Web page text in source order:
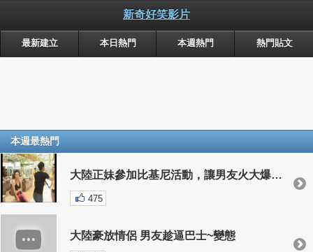
新奇好笑影片
最新建立 本日熱門 本週熱門 熱門貼文
本週最熱門
大陸正妹參加比基尼活動，讓男友火大爆走(比基尼快被扯光)
475
大陸豪放情侶 男友趁逼巴士~變態